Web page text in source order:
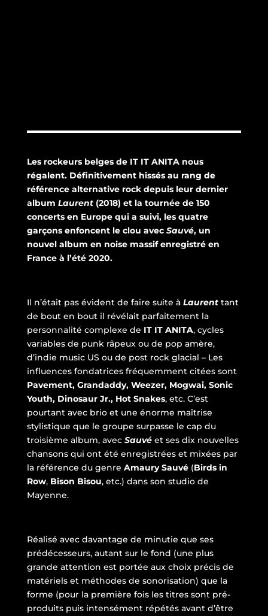
Les rockeurs belges de IT IT ANITA nous
régalent. Définitivement hissés au rang de
référence alternative rock depuis leur dernier
album Laurent(2018) et la tournée de 150
concerts en Europe qui a suivi, les quatre
garçons enfoncent le clou avec Sauvé, un
nouvel album en noise massif enregistré en
France à l’été 2020.
Il n’était pas évident de faire suite à Laurent tant
de bout en bout il révélait parfaitement la
personnalité complexe de IT IT ANITA, cycles
variables de punk râpeux ou de pop amère,
d’indie music US ou de post rock glacial – Les
influences fondatrices fréquemment citées sont
Pavement, Grandaddy, Weezer, Mogwai, Sonic
Youth, Dinosaur Jr., Hot Snakes, etc. C’est
pourtant avec brio et une énorme maîtrise
stylistique que le groupe surpasse le cap du
troisième album, avec Sauvéet ses dix nouvelles
chansons qui ont été enregistrées et mixées par
la référence du genre Amaury Sauvé(Birds in
Row, Bison Bisou, etc.) dans son studio de
Mayenne.
Réalisé avec davantage de minutie que ses
prédécesseurs, autant sur le fond (une plus
grande attention est portée aux choix précis de
matériels et méthodes de sonorisation) que la
forme (pour la première fois les titres sont pré-
produits puis intensément répétés avant d’être